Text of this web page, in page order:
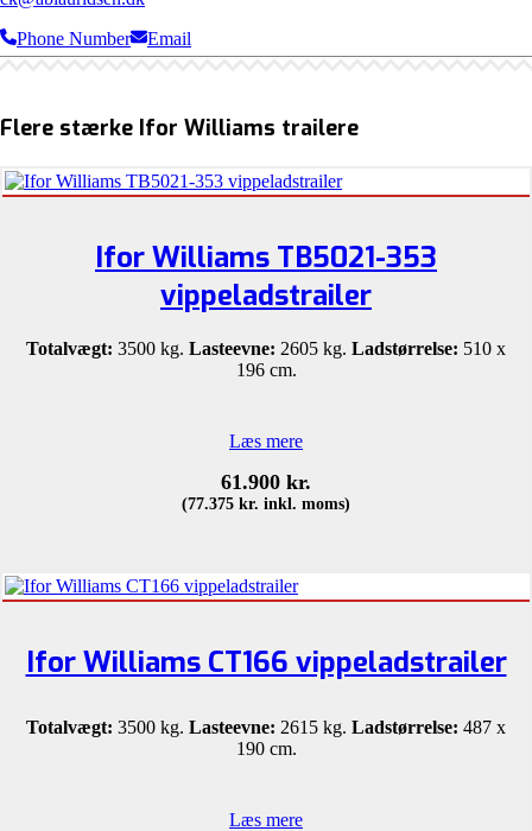
Phone Number
Email
Flere stærke Ifor Williams trailere
Ifor Williams TB5021-353
vippeladstrailer
Totalvægt: 3500 kg. Lasteevne: 2605 kg. Ladstørrelse: 510 x
196 cm.
Læs mere
61.900 kr.
(77.375 kr. inkl. moms)
Ifor Williams CT166 vippeladstrailer
Totalvægt: 3500 kg. Lasteevne: 2615 kg. Ladstørrelse: 487 x
190 cm.
Læs mere